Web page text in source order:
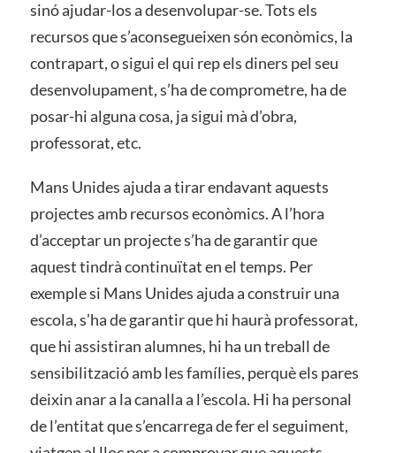
sinó ajudar-los a desenvolupar-se. Tots els
recursos que s’aconsegueixen són econòmics, la
contrapart, o sigui el qui rep els diners pel seu
desenvolupament, s’ha de comprometre, ha de
posar-hi alguna cosa, ja sigui mà d’obra,
professorat, etc.
Mans Unides ajuda a tirar endavant aquests
projectes amb recursos econòmics. A l’hora
d’acceptar un projecte s’ha de garantir que
aquest tindrà continuïtat en el temps. Per
exemple si Mans Unides ajuda a construir una
escola, s’ha de garantir que hi haurà professorat,
que hi assistiran alumnes, hi ha un treball de
sensibilització amb les famílies, perquè els pares
deixin anar a la canalla a l’escola. Hi ha personal
de l’entitat que s’encarrega de fer el seguiment,